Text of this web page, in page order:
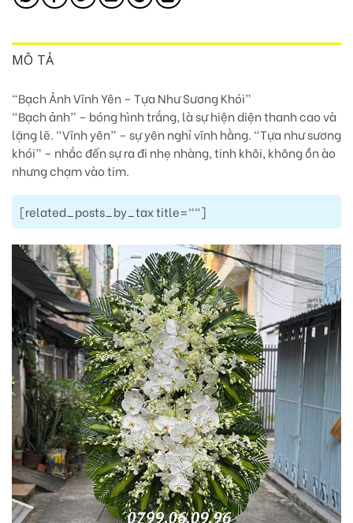
MÔ TẢ
“Bạch Ảnh Vĩnh Yên – Tựa Như Sương Khói”
“Bạch ảnh” – bóng hình trắng, là sự hiện diện thanh cao và
lặng lẽ. “Vĩnh yên” – sự yên nghỉ vĩnh hằng. “Tựa như sương
khói” – nhắc đến sự ra đi nhẹ nhàng, tinh khôi, không ồn ào
nhưng chạm vào tim.
[related_posts_by_tax title=""]